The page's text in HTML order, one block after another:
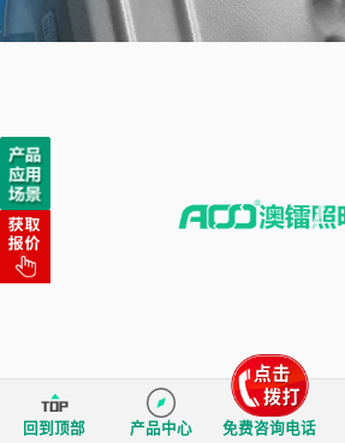
回到顶部 产品中心 免费咨询电话